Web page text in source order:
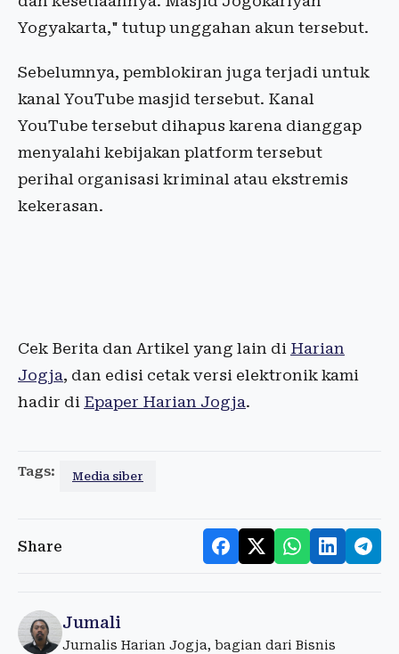
Yogyakarta," tutup unggahan akun tersebut.
Sebelumnya, pemblokiran juga terjadi untuk
kanal YouTube masjid tersebut. Kanal
YouTube tersebut dihapus karena dianggap
menyalahi kebijakan platform tersebut
perihal organisasi kriminal atau ekstremis
kekerasan.
Cek Berita dan Artikel yang lain di Harian
Jogja, dan edisi cetak versi elektronik kami
hadir di Epaper Harian Jogja.
Tags: Media siber
Share
Jumali
Jurnalis Harian Jogja, bagian dari Bisnis